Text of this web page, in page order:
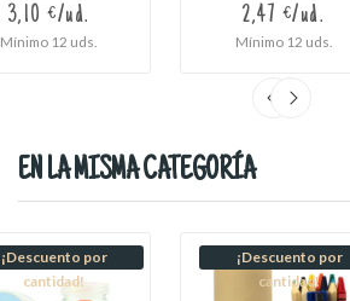
3,10 €/ud.
Mínimo 12 uds.
2,47 €/ud.
Mínimo 12 uds.
EN LA MISMA CATEGORÍA
¡Descuento por
cantidad!
¡Descuento por
cantidad!